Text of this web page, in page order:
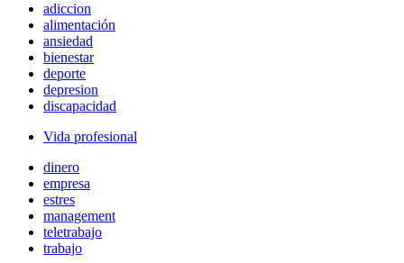
adiccion
alimentación
ansiedad
bienestar
deporte
depresion
discapacidad
Vida profesional
dinero
empresa
estres
management
teletrabajo
trabajo